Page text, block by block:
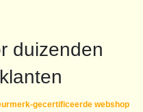
duizenden
gecertificeerde webshop